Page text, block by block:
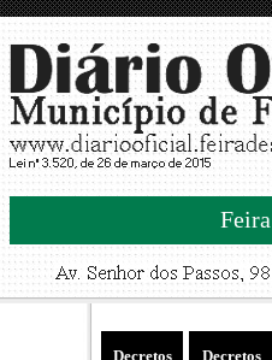
Decretos
Decretos